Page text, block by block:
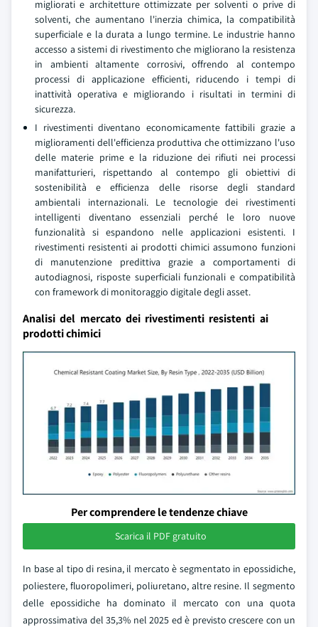
migliorati e architetture ottimizzate per solventi o prive di
solventi, che aumentano l'inerzia chimica, la compatibilità
superficiale e la durata a lungo termine. Le industrie hanno
accesso a sistemi di rivestimento che migliorano la resistenza
in ambienti altamente corrosivi, offrendo al contempo
processi di applicazione efficienti, riducendo i tempi di
inattività operativa e migliorando i risultati in termini di
sicurezza.
I rivestimenti diventano economicamente fattibili grazie a
miglioramenti dell'efficienza produttiva che ottimizzano l'uso
delle materie prime e la riduzione dei rifiuti nei processi
manifatturieri, rispettando al contempo gli obiettivi di
sostenibilità e efficienza delle risorse degli standard
ambientali internazionali. Le tecnologie dei rivestimenti
intelligenti diventano essenziali perché le loro nuove
funzionalità si espandono nelle applicazioni esistenti. I
rivestimenti resistenti ai prodotti chimici assumono funzioni
di manutenzione predittiva grazie a comportamenti di
autodiagnosi, risposte superficiali funzionali e compatibilità
con framework di monitoraggio digitale degli asset.
Analisi del mercato dei rivestimenti resistenti ai
prodotti chimici
Per comprendere le tendenze chiave
Scarica il PDF gratuito
In base al tipo di resina, il mercato è segmentato in epossidiche,
poliestere, fluoropolimeri, poliuretano, altre resine. Il segmento
delle epossidiche ha dominato il mercato con una quota
approssimativa del 35,3% nel 2025 ed è previsto crescere con un